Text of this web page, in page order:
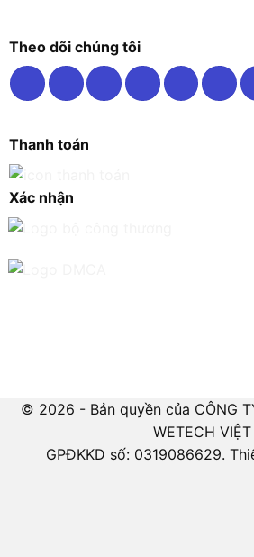
Theo dõi chúng tôi
Thanh toán
Xác nhận
© 2026 - Bản quyền của CÔNG
WETECH VIỆT
GPĐKKD số: 0319086629.